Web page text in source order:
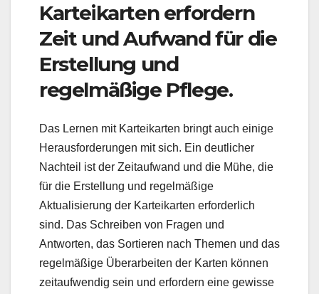
Karteikarten erfordern
Zeit und Aufwand für die
Erstellung und
regelmäßige Pflege.
Das Lernen mit Karteikarten bringt auch einige
Herausforderungen mit sich. Ein deutlicher
Nachteil ist der Zeitaufwand und die Mühe, die
für die Erstellung und regelmäßige
Aktualisierung der Karteikarten erforderlich
sind. Das Schreiben von Fragen und
Antworten, das Sortieren nach Themen und das
regelmäßige Überarbeiten der Karten können
zeitaufwendig sein und erfordern eine gewisse